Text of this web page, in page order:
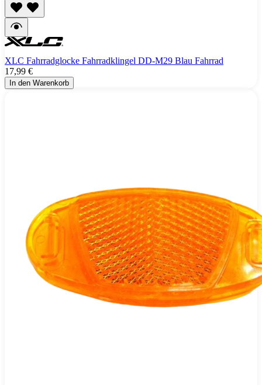
XLC Fahrradglocke Fahrradklingel DD-M29 Blau Fahrrad
17,99 €
In den Warenkorb